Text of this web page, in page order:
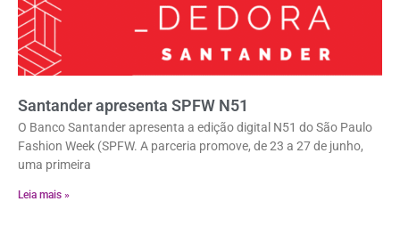
Santander apresenta SPFW N51
O Banco Santander apresenta a edição digital N51 do São Paulo
Fashion Week (SPFW. A parceria promove, de 23 a 27 de junho,
uma primeira
Leia mais »